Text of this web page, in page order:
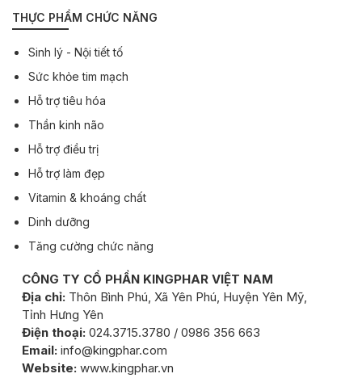
THỰC PHẨM CHỨC NĂNG
Sinh lý - Nội tiết tố
Sức khỏe tim mạch
Hỗ trợ tiêu hóa
Thần kinh não
Hỗ trợ điều trị
Hỗ trợ làm đẹp
Vitamin & khoáng chất
Dinh dưỡng
Tăng cường chức năng
CÔNG TY CỔ PHẦN KINGPHAR VIỆT NAM
Địa chỉ: Thôn Bình Phú, Xã Yên Phú, Huyện Yên Mỹ,
Tỉnh Hưng Yên
Điện thoại: 024.3715.3780 / 0986 356 663
Email: info@kingphar.com
Website: www.kingphar.vn